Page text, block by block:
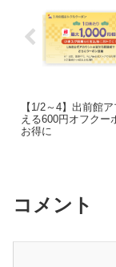
【1/2～4】出前館
える600円オフクー
お得に
コメント